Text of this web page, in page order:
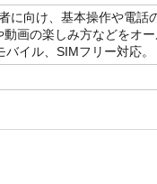
に向け、基本操作や電話
画の楽しみ方などをオ
イル、SIMフリー対応。